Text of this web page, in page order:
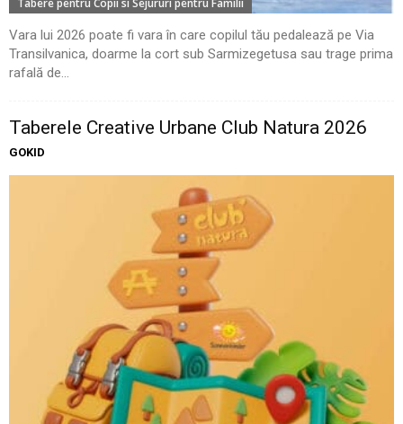
Tabere pentru Copii si Sejururi pentru Familii
Vara lui 2026 poate fi vara în care copilul tău pedalează pe Via
Transilvanica, doarme la cort sub Sarmizegetusa sau trage prima
rafală de...
Taberele Creative Urbane Club Natura 2026
GOKID